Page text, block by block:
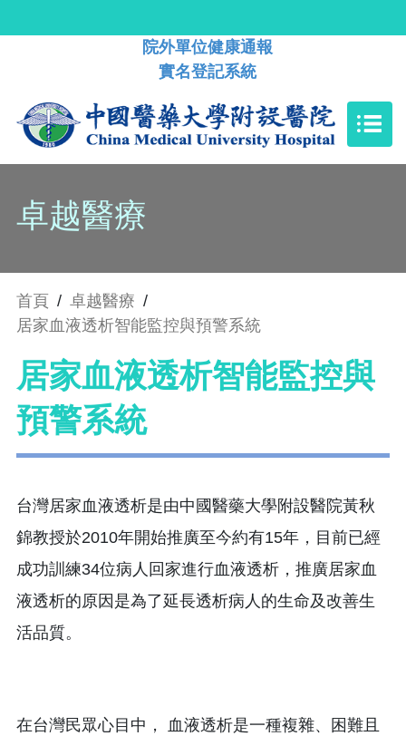
院外單位健康通報
實名登記系統
卓越醫療
首頁 / 卓越醫療 /
居家血液透析智能監控與預警系統
居家血液透析智能監控與
預警系統
台灣居家血液透析是由中國醫藥大學附設醫院黃秋
錦教授於2010年開始推廣至今約有15年，目前已經
成功訓練34位病人回家進行血液透析，推廣居家血
液透析的原因是為了延長透析病人的生命及改善生
活品質。
在台灣民眾心目中， 血液透析是一種複雜、困難且